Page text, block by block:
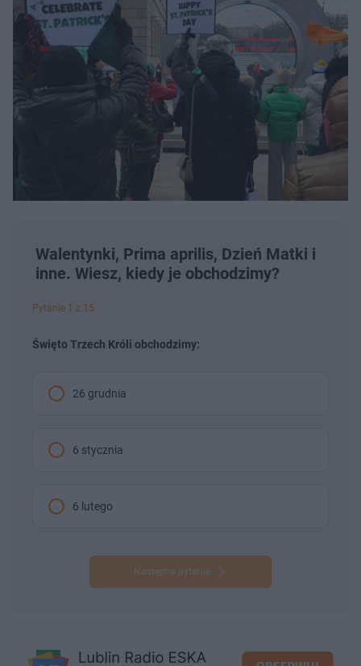
Walentynki, Prima aprilis, Dzień Matki i
inne. Wiesz, kiedy je obchodzimy?
Pytanie 1 z 15
Święto Trzech Króli obchodzimy:
26 grudnia
6 stycznia
6 lutego
Następne pytanie